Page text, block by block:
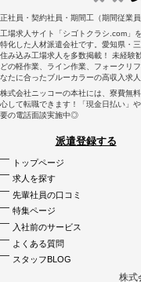
正社員・契約社員・期間工（期間従業
工場求人サイト「シゴトクラシ.com」
特化した人材派遣会社です。愛知県・
住み込み工場求人を多数掲載！ 未経験
どの軽作業、ライン作業、フォークリ
なたに合ったブルーカラーの高収入求人
株式会社ニッコーの本社には、寮費無
心して転職できます！「現金日払い」
要の電話面談実施中◎
派遣登録する
トップページ
求人を探す
先輩社員の口コミ
特集ページ
入社前のサービス
よくある質問
スタッフBLOG
株式